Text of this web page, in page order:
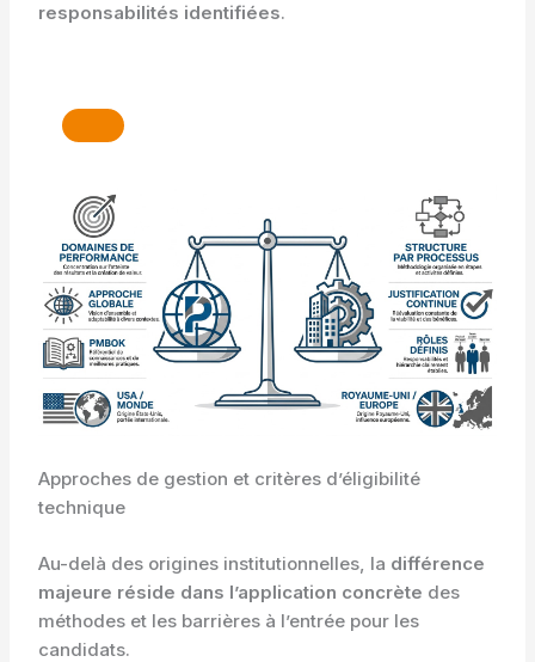
responsabilités identifiées.
Approches de gestion et critères d’éligibilité
technique
Au-delà des origines institutionnelles, la différence
majeure réside dans l’application concrète des
méthodes et les barrières à l’entrée pour les
candidats.